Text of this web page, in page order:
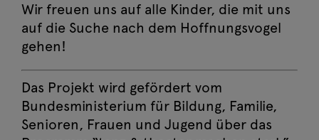
Wir freuen uns auf alle Kinder, die mit uns
auf die Suche nach dem Hoffnungsvogel
gehen!
Das Projekt wird gefördert vom
Bundesministerium für Bildung, Familie,
Senioren, Frauen und Jugend über das